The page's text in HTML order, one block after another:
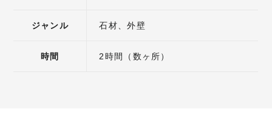
ジャンル 石材 外壁
時間 2時間（数ヶ所）